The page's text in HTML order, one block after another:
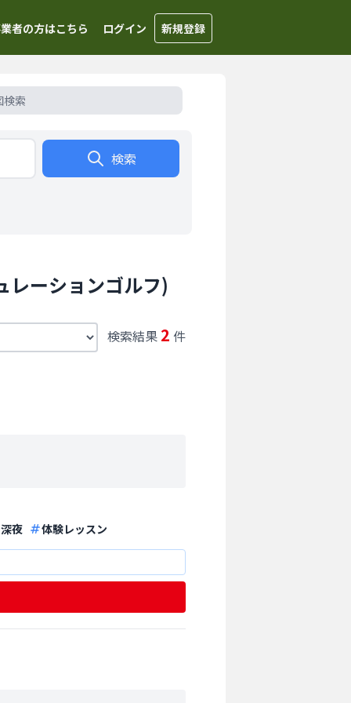
者の方はこちら ログイン 新規登録
検索
検索
レーションゴルフ)
検索結果 2 件
深夜 体験レッスン